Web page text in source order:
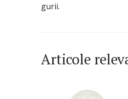
gurii.
Articole